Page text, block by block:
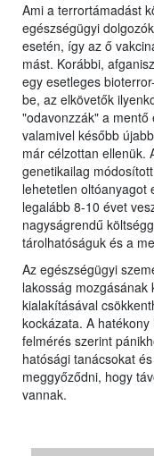
Ami a terrortámadást
egészségügyi
esetén, így az ő
mást. Korábbi,
egy esetleges
be, az elkövetők
"odavonzzák" a
valamivel később
már célzottan ellenük.
genetikailag
lehetetlen oltóanyagot
legalább 8-10 évet
nagyságrendű
tárolhatóságuk és a
Az egészségügyi
lakosság
kialakításával
kockázata. A
felmérés szerint
hatósági tanácsokat
meggyőződni, hogy
vannak.